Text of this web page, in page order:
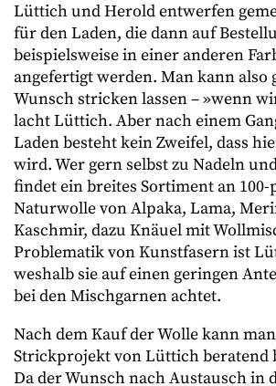
Lüttich und Herold entwerfen
für den Laden, die dann auf
beispielsweise in einer anderen
angefertigt werden. Man kann also
Wunsch stricken lassen – »wenn
lacht Lüttich. Aber nach einem
Laden besteht kein Zweifel, dass
wird. Wer gern selbst zu Nadeln
findet ein breites Sortiment an
Naturwolle von Alpaka, Lama,
Kaschmir, dazu Knäuel mit
Problematik von Kunstfasern ist
weshalb sie auf einen geringen
bei den Mischgarnen achtet.
Nach dem Kauf der Wolle kann
Strickprojekt von Lüttich beratend
Da der Wunsch nach Austausch in